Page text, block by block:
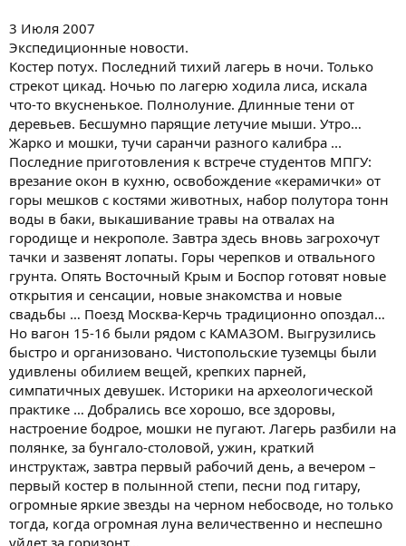
3 Июля 2007
Экспедиционные новости.
Костер потух. Последний тихий лагерь в ночи. Только
стрекот цикад. Ночью по лагерю ходила лиса, искала
что-то вкусненькое. Полнолуние. Длинные тени от
деревьев. Бесшумно парящие летучие мыши. Утро…
Жарко и мошки, тучи саранчи разного калибра ...
Последние приготовления к встрече студентов МПГУ:
врезание окон в кухню, освобождение «керамички» от
горы мешков с костями животных, набор полутора тонн
воды в баки, выкашивание травы на отвалах на
городище и некрополе. Завтра здесь вновь загрохочут
тачки и зазвенят лопаты. Горы черепков и отвального
грунта. Опять Восточный Крым и Боспор готовят новые
открытия и сенсации, новые знакомства и новые
свадьбы … Поезд Москва-Керчь традиционно опоздал…
Но вагон 15-16 были рядом с КАМАЗОМ. Выгрузились
быстро и организовано. Чистопольские туземцы были
удивлены обилием вещей, крепких парней,
симпатичных девушек. Историки на археологической
практике … Добрались все хорошо, все здоровы,
настроение бодрое, мошки не пугают. Лагерь разбили на
полянке, за бунгало-столовой, ужин, краткий
инструктаж, завтра первый рабочий день, а вечером –
первый костер в полынной степи, песни под гитару,
огромные яркие звезды на черном небосводе, но только
тогда, когда огромная луна величественно и неспешно
уйдет за горизонт…